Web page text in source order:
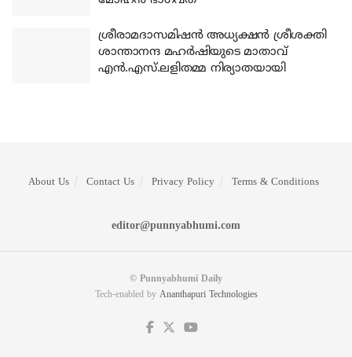
ശ്രീരാമദാസമിഷന്‍ അധ്യക്ഷന്‍ ശ്രീശക്തി
ശാന്താനന്ദ മഹര്‍ഷിയുടെ മാതാവ്
എന്‍.എസ്.ലളിതമ്മ നിര്യാതയായി
About Us Contact Us Privacy Policy Terms & Conditions
editor@punnyabhumi.com
© Punnyabhumi Daily
Tech-enabled by Ananthapuri Technologies